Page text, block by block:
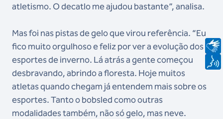
atletismo. O decatlo me ajudou bastante”, analisa.
Mas foi nas pistas de gelo que virou referência. “Eu
fico muito orgulhoso e feliz por ver a evolução dos
esportes de inverno. Lá atrás a gente começou
desbravando, abrindo a floresta. Hoje muitos
atletas quando chegam já entendem mais sobre os
esportes. Tanto o bobsled como outras
modalidades também, não só gelo, mas neve.